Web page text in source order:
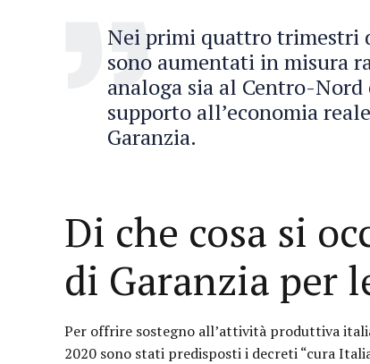
Nei primi quattro trimestri
sono aumentati in misura
analoga sia al Centro-
supporto all’economia
Garanzia.
Di che cosa si
di Garanzia per
Per offrire sostegno all’attività produttiva
2020 sono stati predisposti i decreti “cura